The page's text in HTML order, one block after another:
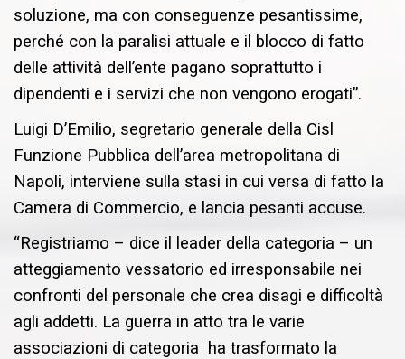
soluzione, ma con conseguenze pesantissime,
perché con la paralisi attuale e il blocco di fatto
delle attività dell’ente pagano soprattutto i
dipendenti e i servizi che non vengono erogati”.
Luigi D’Emilio, segretario generale della Cisl
Funzione Pubblica dell’area metropolitana di
Napoli, interviene sulla stasi in cui versa di fatto la
Camera di Commercio, e lancia pesanti accuse.
“Registriamo – dice il leader della categoria – un
atteggiamento vessatorio ed irresponsabile nei
confronti del personale che crea disagi e difficoltà
agli addetti. La guerra in atto tra le varie
associazioni di categoria ha trasformato la